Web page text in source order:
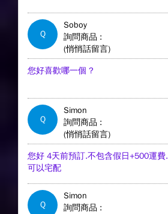
Q
Soboy
詢問商品 :
(悄悄話留言)
您好喜歡哪一個 ?
Q
Simon
詢問商品 :
(悄悄話留言)
您好 4天前預訂.不包含假日+500運費.
可以宅配
Q
Simon
詢問商品 :